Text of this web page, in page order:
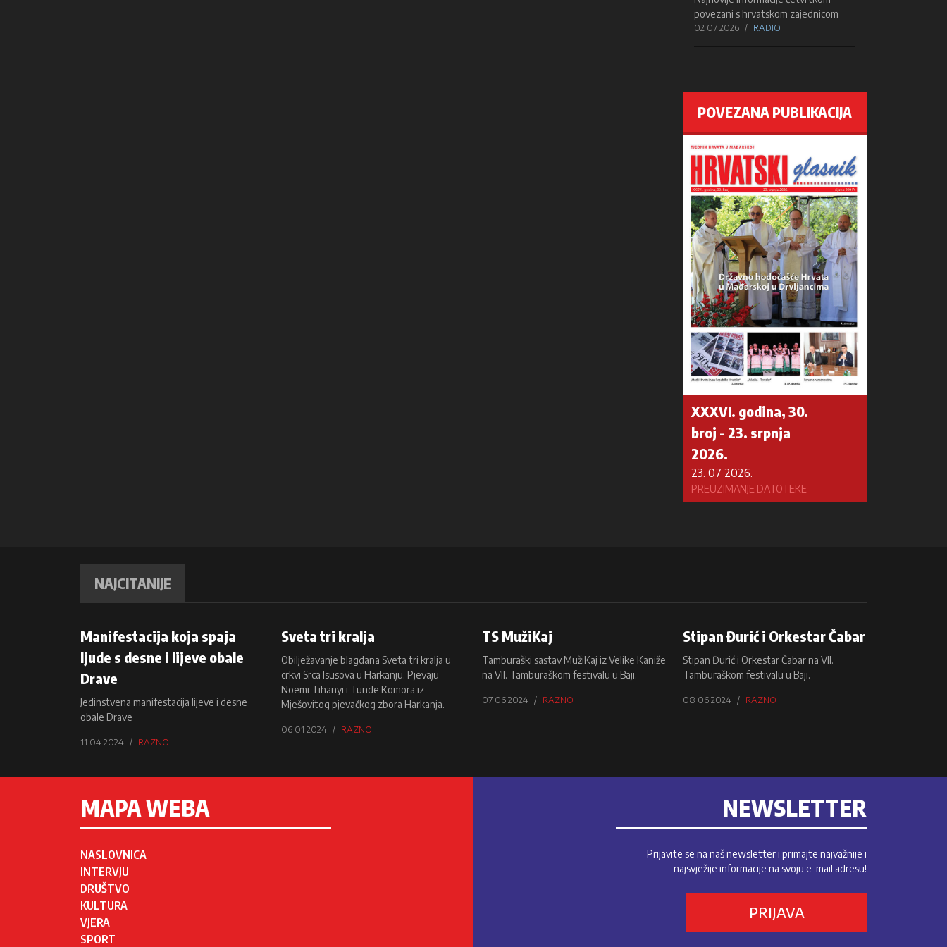
povezani s hrvatskom zajednicom
02 07 2026 RADIO
POVEZANA PUBLIKACIJA
XXXVI. godina, 30.
broj - 23. srpnja
2026.
23. 07 2026.
PREUZIMANJE DATOTEKE
NAJCITANIJE
Manifestacija koja spaja
ljude s desne i lijeve obale
Drave
Jedinstvena manifestacija lijeve i desne
obale Drave
11 04 2024 RAZNO
Sveta tri kralja
Obilježavanje blagdana Sveta tri kralja u
crkvi Srca Isusova u Harkanju. Pjevaju
Noemi Tihanyi i Tünde Komora iz
Mješovitog pjevačkog zbora Harkanja.
06 01 2024 RAZNO
TS MužiKaj
Tamburaški sastav MužiKaj iz Velike Kaniže
na VII. Tamburaškom festivalu u Baji.
07 06 2024 RAZNO
Stipan Đurić i Orkestar Čabar
Stipan Đurić i Orkestar Čabar na VII.
Tamburaškom festivalu u Baji.
08 06 2024 RAZNO
MAPA WEBA
NASLOVNICA
INTERVJU
DRUŠTVO
KULTURA
VJERA
SPORT
NEWSLETTER
Prijavite se na naš newsletter i primajte najvažnije i
najsvježije informacije na svoju e-mail adresu!
PRIJAVA